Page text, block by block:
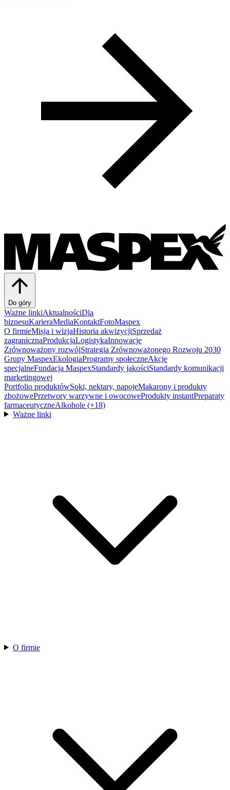
Do góry
Ważne linkiAktualnościDla
biznesuKarieraMediaKontaktFotoMaspex
O firmieMisja i wizjaHistoria akwizycjiSprzedaż
zagranicznaProdukcjaLogistykaInnowacje
Zrównoważony rozwójStrategia Zrównoważonego Rozwoju 2030
Grupy MaspexEkologiaProgramy społeczneAkcje
specjalneFundacja MaspexStandardy jakościStandardy komunikacji
marketingowej
Portfolio produktówSoki, nektary, napojeMakarony i produkty
zbożowePrzetwory warzywne i owocoweProdukty instantPreparaty
farmaceutyczneAlkohole (+18)
Ważne linki
O firmie